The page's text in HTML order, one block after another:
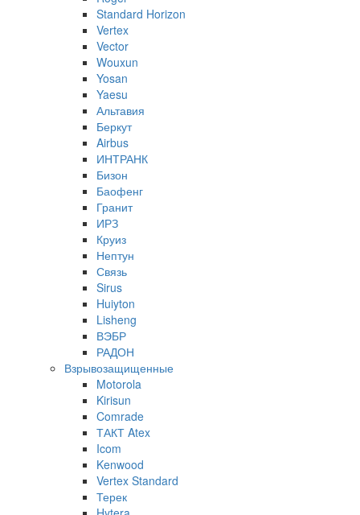
Standard Horizon
Vertex
Vector
Wouxun
Yosan
Yaesu
Альтавия
Беркут
Airbus
ИНТРАНК
Бизон
Баофенг
Гранит
ИРЗ
Круиз
Нептун
Связь
Sirus
Huiyton
Lisheng
ВЭБР
РАДОН
Взрывозащищенные
Motorola
Kirisun
Comrade
ТАКТ Atex
Icom
Kenwood
Vertex Standard
Терек